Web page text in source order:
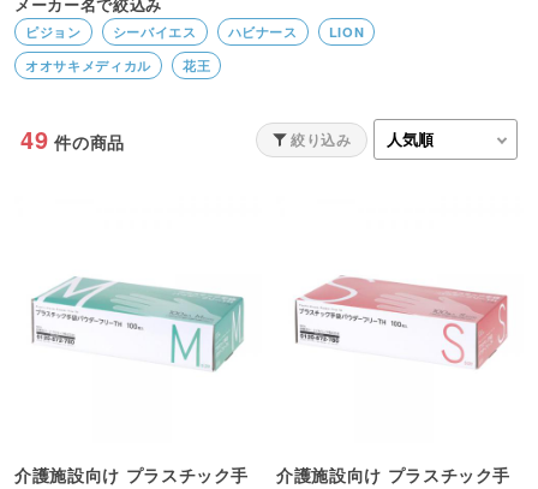
ピジョン シーバイエス ハビナース
LION
オオサキメディカル
花王
49 件の商品 絞り込み
介護施設向け プラスチック手
介護施設向け プラスチック手